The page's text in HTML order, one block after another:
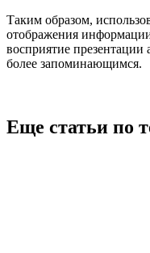
Таким образом,
отображения
восприятие презентации
более запоминающимся.
Еще статьи по